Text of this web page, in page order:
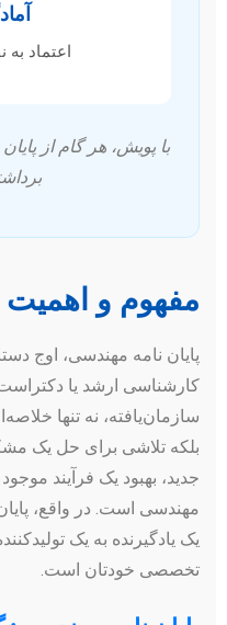
اعتماد
با پویش، هر گام از
مفهوم و اهمیت
پایان نامه مهندسی، اوج
کارشناسی ارشد یا
سازمان‌یافته، نه تنها
بلکه تلاشی برای حل یک
جدید، بهبود یک فرآیند
مهندسی است. در واقع،
یک یادگیرنده به یک
تخصصی خودتان است.